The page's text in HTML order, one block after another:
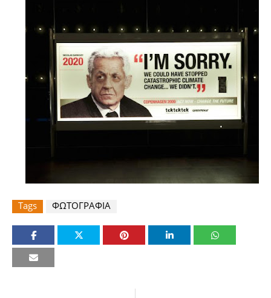
Tags ΦΩΤΟΓΡΑΦΙΑ